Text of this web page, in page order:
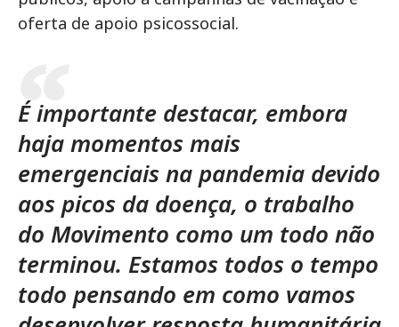
oferta de apoio psicossocial.
É importante destacar, embora
haja momentos mais
emergenciais na pandemia devido
aos picos da doença, o trabalho
do Movimento como um todo não
terminou. Estamos todos o tempo
todo pensando em como vamos